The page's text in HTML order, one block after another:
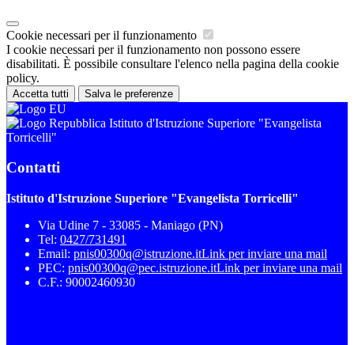
Cookie necessari per il funzionamento
I cookie necessari per il funzionamento non possono essere
disabilitati. È possibile consultare l'elenco nella pagina della cookie
policy.
Accetta tutti Salva le preferenze
Istituto d'Istruzione Superiore "Evangelista
Torricelli"
Contatti
Istituto d'Istruzione Superiore "Evangelista Torricelli"
Via Udine 7 - 33085 - Maniago (PN)
Tel: 0427/731491
Email: pnis00300q@istruzione.itLink per inviare una mail
PEC: pnis00300q@pec.istruzione.itLink per inviare una mail
C.F.: 90002460930